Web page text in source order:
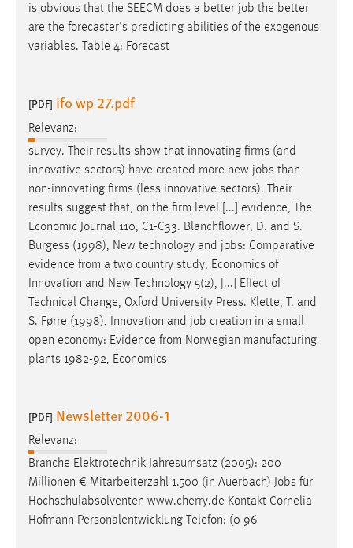
is obvious that the SEECM does a better job the better
are the forecaster's predicting abilities of the exogenous
variables. Table 4: Forecast
[PDF] ifo wp 27.pdf
Relevanz:
survey. Their results show that innovating firms (and
innovative sectors) have created more new jobs than
non-innovating firms (less innovative sectors). Their
results suggest that, on the firm level [...] evidence, The
Economic Journal 110, C1-C33. Blanchflower, D. and S.
Burgess (1998), New technology and jobs: Comparative
evidence from a two country study, Economics of
Innovation and New Technology 5(2), [...] Effect of
Technical Change, Oxford University Press. Klette, T. and
S. Førre (1998), Innovation and job creation in a small
open economy: Evidence from Norwegian manufacturing
plants 1982-92, Economics
[PDF] Newsletter 2006-1
Relevanz:
Branche Elektrotechnik Jahresumsatz (2005): 200
Millionen € Mitarbeiterzahl 1.500 (in Auerbach) Jobs für
Hochschulabsolventen www.cherry.de Kontakt Cornelia
Hofmann Personalentwicklung Telefon: (0 96